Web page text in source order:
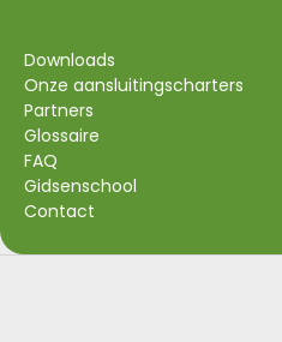
Downloads
Onze aansluitingscharters
Partners
Glossaire
FAQ
Gidsenschool
Contact